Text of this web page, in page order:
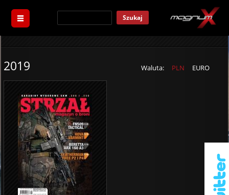
Szukaj
Waluta: PLN EURO
2019